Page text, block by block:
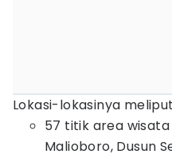
Lokasi-lokasinya
57 titik area
Malioboro, Dusun